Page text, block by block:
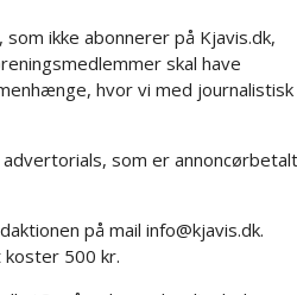
ikke abonnerer på Kjavis.dk,
skal have
hvor vi med journalistisk
som er annoncørbetalt
på mail info@kjavis.dk.
koster 500 kr.